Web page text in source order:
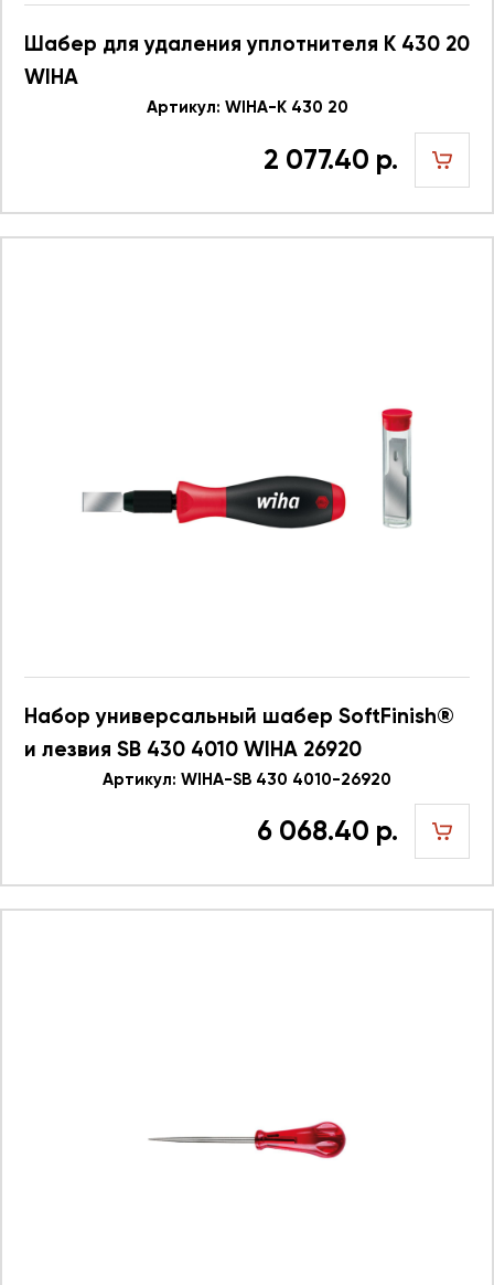
Шабер для удаления уплотнителя K 430 20
WIHA
Артикул: WIHA-K 430 20
2 077.40 р.
Набор универсальный шабер SoftFinish®
и лезвия SB 430 4010 WIHA 26920
Артикул: WIHA-SB 430 4010-26920
6 068.40 р.